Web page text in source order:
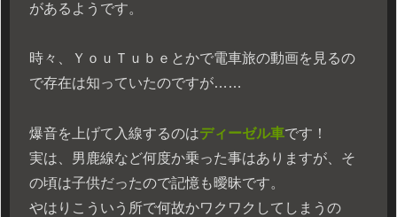
があるようです。
時々、ＹｏｕＴｕｂｅとかで電車旅の動画を見るの
で存在は知っていたのですが……
爆音を上げて入線するのはディーゼル車です！
実は、男鹿線など何度か乗った事はありますが、そ
の頃は子供だったので記憶も曖昧です。
やはりこういう所で何故かワクワクしてしまうの